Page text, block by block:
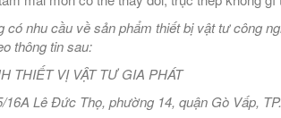
có nhu cầu về sản phẩm thiết bị vật tư công
thông tin sau:
THIẾT VỊ VẬT TƯ GIA PHÁT
Lê Đức Thọ, phường 14, quận Gò Vấp,